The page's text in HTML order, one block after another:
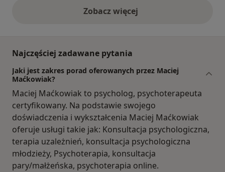
Zobacz więcejopinie powyżej
Najczęściej zadawane pytania
Jaki jest zakres porad oferowanych przez Maciej
Maćkowiak?
Maciej Maćkowiak to psycholog, psychoterapeuta
certyfikowany. Na podstawie swojego
doświadczenia i wykształcenia Maciej Maćkowiak
oferuje usługi takie jak: Konsultacja psychologiczna,
terapia uzależnień, konsultacja psychologiczna
młodzieży, Psychoterapia, konsultacja
pary/małżeńska, psychoterapia online.